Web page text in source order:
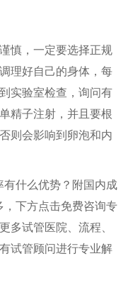
慎，一定要选择正规
理好自己的身体，每
实验室检查，询问有
精子注射，并且要根
则会影响到卵泡和内
有什么优势？附国内成
，下方点击免费咨询专
多试管医院、流程、
试管顾问进行专业解